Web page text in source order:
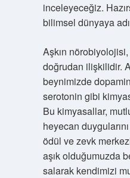
inceleyeceğiz.
bilimsel dünyaya
Aşkın
doğrudan ilişkilidir.
beynimizde
serotonin gibi
Bu kimyasallar,
heyecan
ödül ve zevk
aşık olduğumuzda
salarak kendimizi